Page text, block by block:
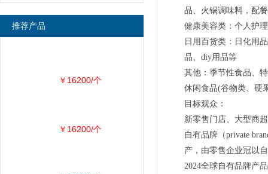
品、火锅调味料，配
健康美容类：个人护
日用百货类：日化用
品、diy用品等
其他：季节性食品、
休闲食品(谷物类、硬
目标观众：
新零售门店、大型商
自有品牌（private
产，由零售企业冠以
2024全球自有品牌产
推荐产品
￥16200/个
￥16200/个